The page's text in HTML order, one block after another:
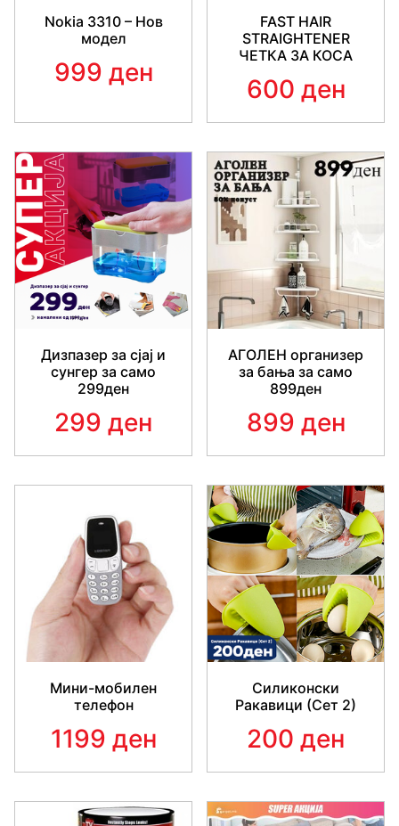
содржана во кутијата на производот.
Материјал на душек: поливинил хлорид (ПВЦ)
- Максимална издржливост на тежина: 180 кг.
Nokia 3310 – Нов
модел
999 ден
FAST HAIR
STRAIGHTENER
ЧЕТКА ЗА КОСА
600 ден
Дизпазер за сјај и
сунгер за само
299ден
299 ден
АГОЛЕН организер
за бања за само
899ден
899 ден
Мини-мобилен
телефон
1199 ден
Силиконски
Ракавици (Сет 2)
200 ден